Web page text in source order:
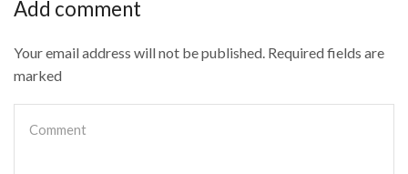
Add comment
Your email address will not be published. Required fields are
marked